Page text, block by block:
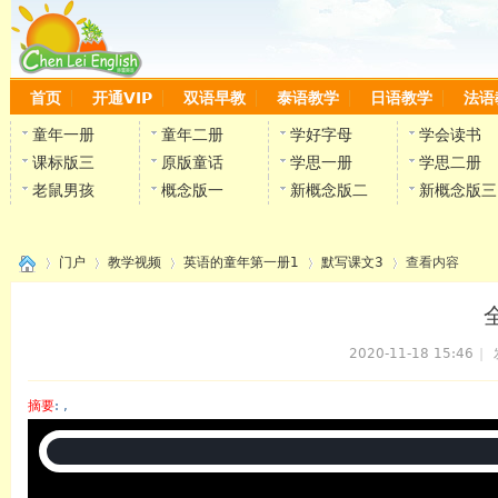
首页 开通VIP 双语早教 泰语教学 日语教学 法语
童年一册 童年二册 学好字母
学会读书
课标版三
原版童话 学思一册
学思二册
老鼠男孩
概念版一 新概念版二 新概念版三
陈雷
门户 教学视频 英语的童年第一册1 默写课文3
›
查看内容
2020-11-18 15:46
摘要: ,